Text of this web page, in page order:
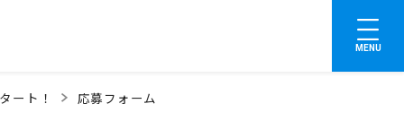
MENU
ート！ 応募フォーム